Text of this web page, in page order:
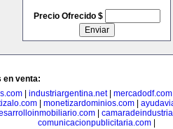
Precio Ofrecido $
en venta:
| industriargentina.net| mercadodf.com|
| monetizardominios.com|
comunicacionpublicitaria.com